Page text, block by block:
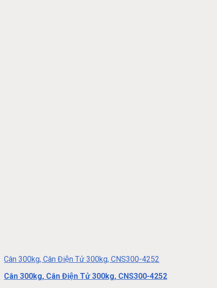
Cân 300kg, Cân Điện Tử 300kg, CNS300-4252
Cân 300kg, Cân Điện Tử 300kg, CNS300-4252